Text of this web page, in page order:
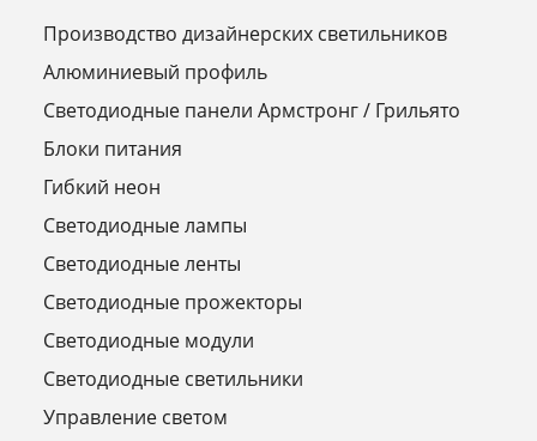
Производство дизайнерских светильников
Алюминиевый профиль
Светодиодные панели Армстронг / Грильято
Блоки питания
Гибкий неон
Светодиодные лампы
Светодиодные ленты
Светодиодные прожекторы
Светодиодные модули
Светодиодные светильники
Управление светом